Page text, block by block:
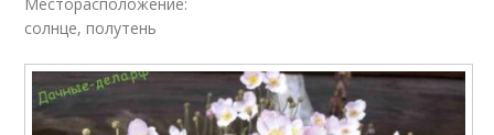
солнце, полутень